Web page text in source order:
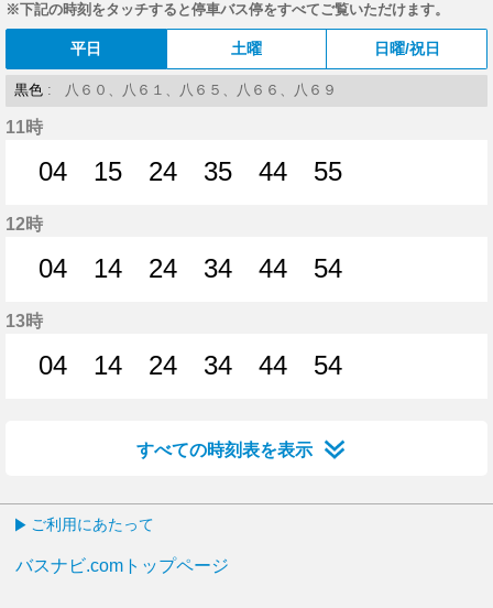
※下記の時刻をタッチすると停車バス停をすべてご覧いただけます。
平日 土曜 日曜/祝日
黒色 : 八６０、八６１、八６５、八６６、八６９
11時
04
15
24
35
44
55
12時
04
14
24
34
44
54
13時
04
14
24
34
44
54
すべての時刻表を表示
ご利用にあたって
バスナビ.comトップページ